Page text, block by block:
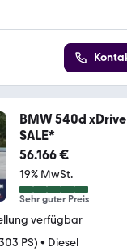
BMW 540d
SALE*
56.166 €
19% MwSt.
Sehr guter Preis
verfügbar
PS) • Diesel